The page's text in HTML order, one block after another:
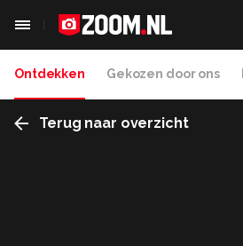
Ontdekken Gekozen door ons
Terug naar overzicht